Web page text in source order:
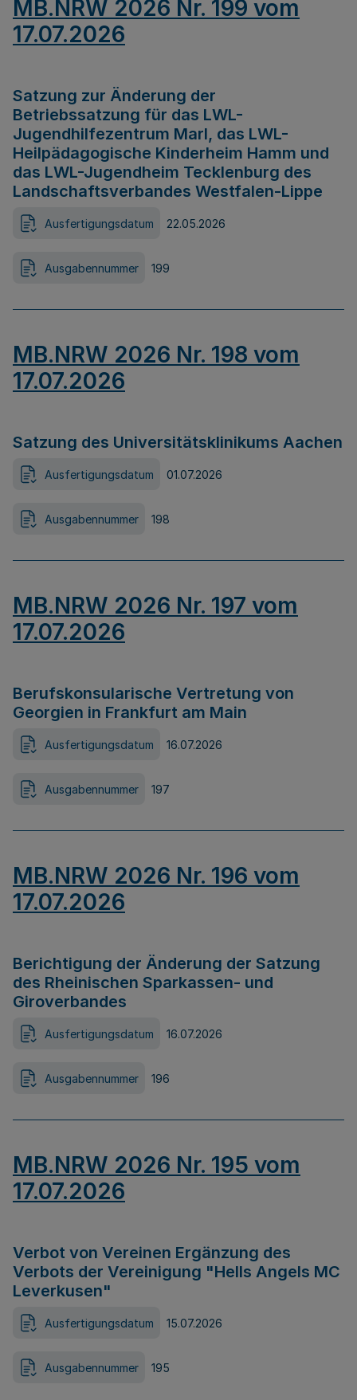
MB.NRW 2026 Nr. 199 vom
17.07.2026
Satzung zur Änderung der
Betriebssatzung für das LWL-
Jugendhilfezentrum Marl, das LWL-
Heilpädagogische Kinderheim Hamm und
das LWL-Jugendheim Tecklenburg des
Landschaftsverbandes Westfalen-Lippe
Ausfertigungsdatum 22.05.2026
Ausgabennummer 199
MB.NRW 2026 Nr. 198 vom
17.07.2026
Satzung des Universitätsklinikums Aachen
Ausfertigungsdatum 01.07.2026
Ausgabennummer 198
MB.NRW 2026 Nr. 197 vom
17.07.2026
Berufskonsularische Vertretung von
Georgien in Frankfurt am Main
Ausfertigungsdatum 16.07.2026
Ausgabennummer 197
MB.NRW 2026 Nr. 196 vom
17.07.2026
Berichtigung der Änderung der Satzung
des Rheinischen Sparkassen- und
Giroverbandes
Ausfertigungsdatum 16.07.2026
Ausgabennummer 196
MB.NRW 2026 Nr. 195 vom
17.07.2026
Verbot von Vereinen Ergänzung des
Verbots der Vereinigung "Hells Angels MC
Leverkusen"
Ausfertigungsdatum 15.07.2026
Ausgabennummer 195